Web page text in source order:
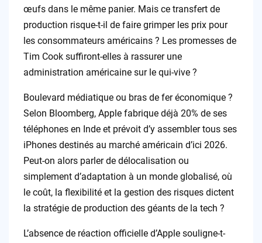
œufs dans le même panier. Mais ce transfert de
production risque-t-il de faire grimper les prix pour
les consommateurs américains ? Les promesses de
Tim Cook suffiront-elles à rassurer une
administration américaine sur le qui-vive ?
Boulevard médiatique ou bras de fer économique ?
Selon Bloomberg, Apple fabrique déjà 20% de ses
téléphones en Inde et prévoit d’y assembler tous ses
iPhones destinés au marché américain d’ici 2026.
Peut-on alors parler de délocalisation ou
simplement d’adaptation à un monde globalisé, où
le coût, la flexibilité et la gestion des risques dictent
la stratégie de production des géants de la tech ?
L’absence de réaction officielle d’Apple souligne-t-